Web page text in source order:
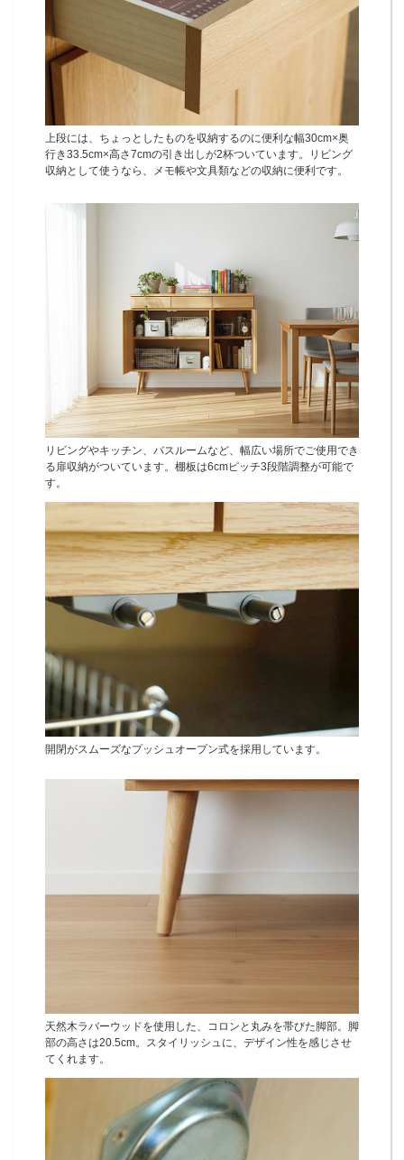
上段には、ちょっとしたものを収納するのに便利な幅30cm×奥
行き33.5cm×高さ7cmの引き出しが2杯ついています。リビング
収納として使うなら、メモ帳や文具類などの収納に便利です。
リビングやキッチン、バスルームなど、幅広い場所でご使用でき
る扉収納がついています。棚板は6cmピッチ3段階調整が可能で
す。
開閉がスムーズなプッシュオープン式を採用しています。
天然木ラバーウッドを使用した、コロンと丸みを帯びた脚部。脚
部の高さは20.5cm。スタイリッシュに、デザイン性を感じさせ
てくれます。